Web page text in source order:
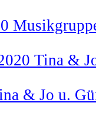
Tina &
& Jo u.